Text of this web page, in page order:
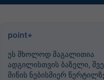
point+
ეს მხოლოდ მაგალითია
ადგილისთვის ბაზელი,
მიწის ნებისმიერ